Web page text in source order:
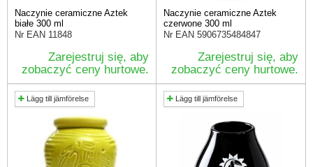
Naczynie ceramiczne Aztek
białe 300 ml
Nr EAN 11848
Zarejestruj się, aby
zobaczyć ceny hurtowe.
Naczynie ceramiczne Aztek
czerwone 300 ml
Nr EAN 5906735484847
Zarejestruj się, aby
zobaczyć ceny hurtowe.
Lägg till jämförelse Lägg till jämförelse